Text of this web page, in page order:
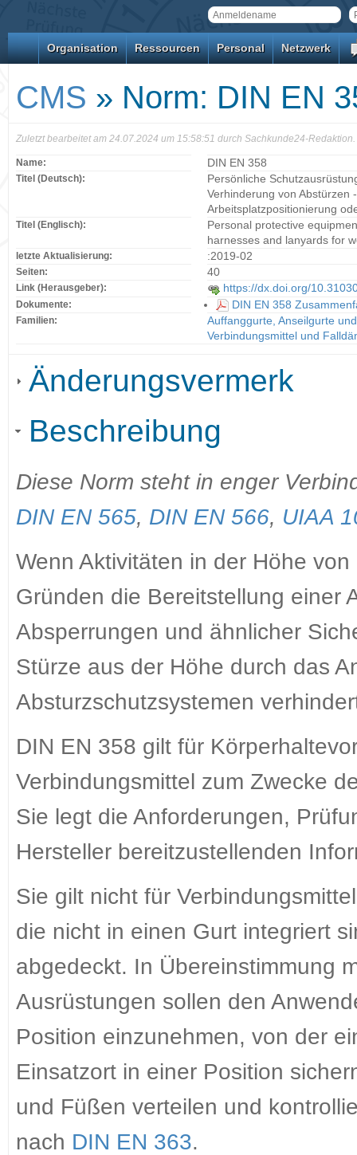
Organisation Ressourcen Personal Netzwerk
CMS » Norm: DIN EN
Zuletzt bearbeitet am 24.07.2024 um 15:58:51 durch Sachkunde24-Redaktion.
Name: DIN EN 358
Titel (Deutsch):
Persönliche
Verhinderung von Abstürzen
Arbeitsplatzpositionierung
Titel (Englisch):
Personal protective
harnesses and lanyards for
letzte Aktualisierung: :2019-02
Seiten: 40
Link (Herausgeber): https://dx.doi.org/
Dokumente: DIN EN 358
Familien:
Auffanggurte, Anseilgurte
Verbindungsmittel und
Änderungsvermerk
Beschreibung
Diese Norm steht in enger
DIN EN 565, DIN EN 566, UIAA
Wenn Aktivitäten in der Höhe
Gründen die Bereitstellung einer
Absperrungen und ähnlicher
Stürze aus der Höhe durch das
Absturzschutzsystemen
DIN EN 358 gilt für
Verbindungsmittel zum Zwecke
Sie legt die Anforderungen,
Hersteller bereitzustellenden
Sie gilt nicht für
die nicht in einen Gurt integriert
abgedeckt. In Übereinstimmung
Ausrüstungen sollen den
Position einzunehmen, von der
Einsatzort in einer Position
und Füßen verteilen und
nach DIN EN 363.